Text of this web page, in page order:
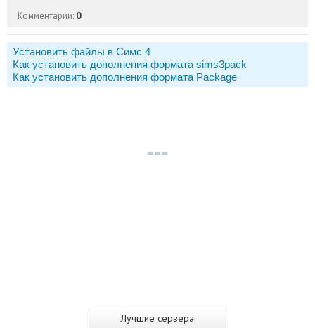
Лучшие сервера
Комментарии: 0
Установить файлы в Симс 4
Как установить дополнения формата sims3pack
Как установить дополнения формата Package